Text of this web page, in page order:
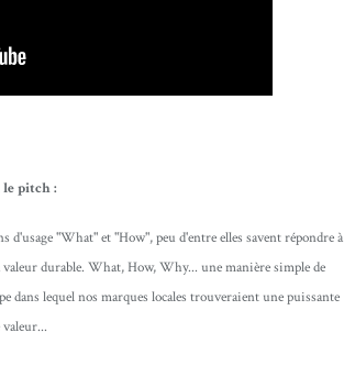
le pitch :
"What" et "How", peu d'entre elles savent répondre à
durable. What, How, Why... une manière simple de
lequel nos marques locales trouveraient une puissante